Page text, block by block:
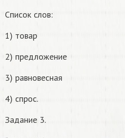
Список слов:
1) товар
2) предложение
3) равновесная
4) спрос.
Задание 3.